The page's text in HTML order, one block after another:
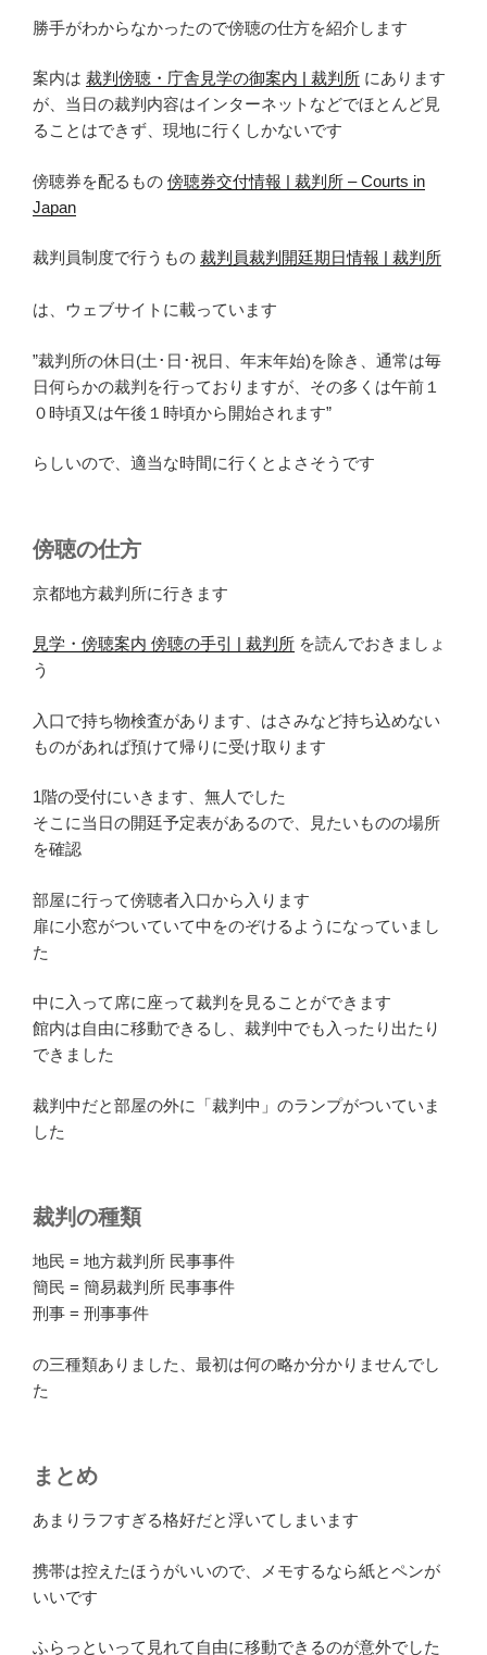
勝手がわからなかったので傍聴の仕方を紹介します
案内は 裁判傍聴・庁舎見学の御案内 | 裁判所 にあります
が、当日の裁判内容はインターネットなどでほとんど見
ることはできず、現地に行くしかないです
傍聴券を配るもの 傍聴券交付情報 | 裁判所 – Courts in
Japan
裁判員制度で行うもの 裁判員裁判開廷期日情報 | 裁判所
は、ウェブサイトに載っています
”裁判所の休日(土･日･祝日、年末年始)を除き、通常は毎
日何らかの裁判を行っておりますが、その多くは午前１
０時頃又は午後１時頃から開始されます”
らしいので、適当な時間に行くとよさそうです
傍聴の仕方
京都地方裁判所に行きます
見学・傍聴案内 傍聴の手引 | 裁判所 を読んでおきましょ
う
入口で持ち物検査があります、はさみなど持ち込めない
ものがあれば預けて帰りに受け取ります
1階の受付にいきます、無人でした
そこに当日の開廷予定表があるので、見たいものの場所
を確認
部屋に行って傍聴者入口から入ります
扉に小窓がついていて中をのぞけるようになっていまし
た
中に入って席に座って裁判を見ることができます
館内は自由に移動できるし、裁判中でも入ったり出たり
できました
裁判中だと部屋の外に「裁判中」のランプがついていま
した
裁判の種類
地民 = 地方裁判所 民事事件
簡民 = 簡易裁判所 民事事件
刑事 = 刑事事件
の三種類ありました、最初は何の略か分かりませんでし
た
まとめ
あまりラフすぎる格好だと浮いてしまいます
携帯は控えたほうがいいので、メモするなら紙とペンが
いいです
ふらっといって見れて自由に移動できるのが意外でした